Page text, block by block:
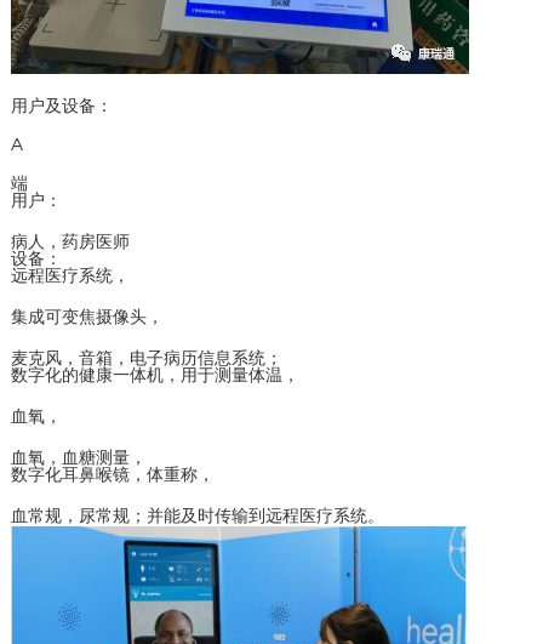
用户及设备：
A
端
用户：
病人，药房医师
设备：
远程医疗系统，
集成可变焦摄像头，
麦克风，音箱，电子病历信息系统；
数字化的健康一体机，用于测量体温，
血氧，
血氧，血糖测量，
数字化耳鼻喉镜，体重称，
血常规，尿常规；并能及时传输到远程医疗系统。